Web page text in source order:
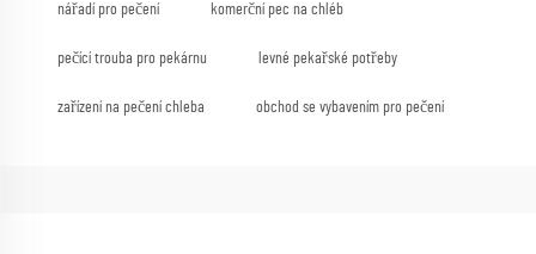
nářadí pro pečení komerční pec na chléb
pečící trouba pro pekárnu levné pekařské potřeby
zařízení na pečení chleba obchod se vybavením pro pečení